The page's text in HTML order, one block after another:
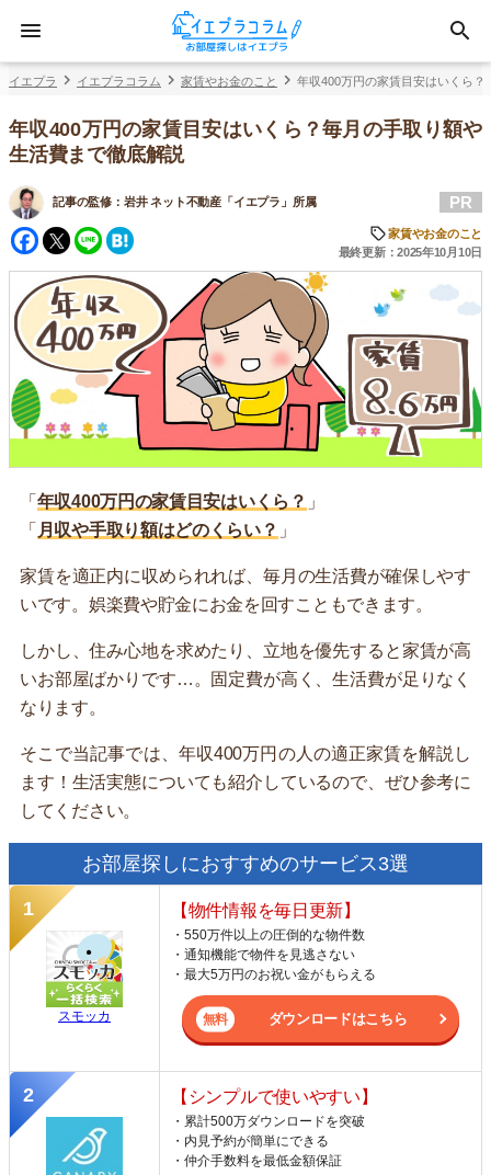
イエプラ イエプラコラム 家賃やお金のこと 年収400万円の家賃目安はいくら
年収400万円の家賃目安はいくら？毎月の手取り額や
生活費まで徹底解説
記事の監修： 岩井 ネット不動産「イエプラ」所属
Facebook
Twitter
Line
PR
家賃やお金のこと
最終更新：2025年10月10日
「 年収400万円の家賃目安はいくら？ 」
「 月収や手取り額はどのくらい？ 」
家賃を適正内に収められれば、毎月の生活費が確保しやす
いです。娯楽費や貯金にお金を回すこともできます。
しかし、住み心地を求めたり、立地を優先すると家賃が高
いお部屋ばかりです…。固定費が高く、生活費が足りなく
なります。
そこで当記事では、年収400万円の人の適正家賃を解説し
ます！生活実態についても紹介しているので、ぜひ参考に
してください。
お部屋探しにおすすめのサービス3選
スモッカ
【物件情報を毎日更新】
・550万件以上の圧倒的な物件数
・通知機能で物件を見逃さない
・最大5万円のお祝い金がもらえる
ダウンロードはこちら
【シンプルで使いやすい】
・累計500万ダウンロードを突破
・内見予約が簡単にできる
・仲介手数料を最低金額保証